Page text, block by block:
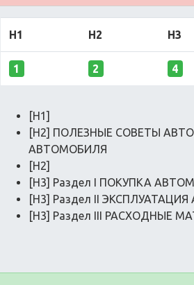
H1 H2 H3
1 2 4
[H1]
[H2] ПОЛЕЗНЫЕ СОВЕТЫ
АВТОМОБИЛЯ
[H2]
[H3] Раздел I ПОКУПКА
[H3] Раздел II
[H3] Раздел III РАСХОДНЫЕ